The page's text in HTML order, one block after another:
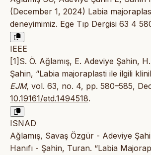
(December 1, 2024) Labia
deneyimimiz. Ege Tıp Dergisi 63 4
IEEE
[1]S. Ö. Ağlamış, E. Adeviye Şahin,
Şahin, “Labia majoraplasti ile ilgili
EJM, vol. 63, no. 4, pp. 580–585,
10.19161/etd.1494518.
ISNAD
Ağlamış, Savaş Özgür - Adeviye
Hanıfı - Şahin, Turan. “Labia